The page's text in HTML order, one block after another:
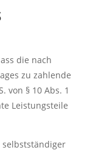
die nach
zu zahlende
von § 10 Abs. 1
Leistungsteile